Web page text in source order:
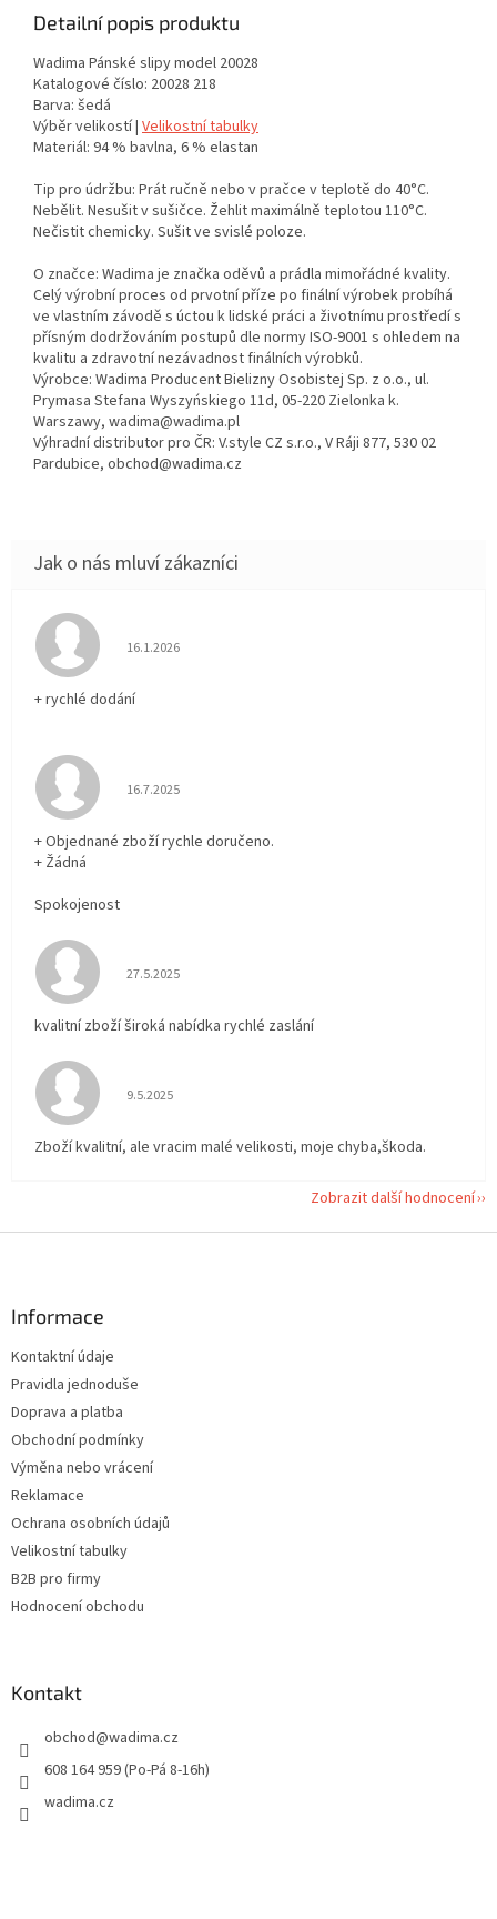
Detailní popis produktu
Wadima Pánské slipy model 20028
Katalogové číslo: 20028 218
Barva: šedá
Výběr velikostí | Velikostní tabulky
Materiál: 94 % bavlna, 6 % elastan
Tip pro údržbu: Prát ručně nebo v pračce v teplotě do 40°C.
Nebělit. Nesušit v sušičce. Žehlit maximálně teplotou 110°C.
Nečistit chemicky. Sušit ve svislé poloze.
O značce: Wadima je značka oděvů a prádla mimořádné kvality.
Celý výrobní proces od prvotní příze po finální výrobek probíhá
ve vlastním závodě s úctou k lidské práci a životnímu prostředí s
přísným dodržováním postupů dle normy ISO-9001 s ohledem na
kvalitu a zdravotní nezávadnost finálních výrobků.
Výrobce: Wadima Producent Bielizny Osobistej Sp. z o.o., ul.
Prymasa Stefana Wyszyńskiego 11d, 05-220 Zielonka k.
Warszawy, wadima@wadima.pl
Výhradní distributor pro ČR: V.style CZ s.r.o., V Ráji 877, 530 02
Pardubice, obchod@wadima.cz
Hodnocení obchodu je 5 z 5 hvězdiček.
16.1.2026
+ rychlé dodání
Hodnocení obchodu je 5 z 5 hvězdiček.
16.7.2025
+ Objednané zboží rychle doručeno.
+ Žádná
Spokojenost
Hodnocení obchodu je 5 z 5 hvězdiček.
27.5.2025
kvalitní zboží široká nabídka rychlé zaslání
Hodnocení obchodu je 5 z 5 hvězdiček.
9.5.2025
Zboží kvalitní, ale vracim malé velikosti, moje chyba,škoda.
Zobrazit další hodnocení
Informace
Kontaktní údaje
Pravidla jednoduše
Doprava a platba
Obchodní podmínky
Výměna nebo vrácení
Reklamace
Ochrana osobních údajů
Velikostní tabulky
B2B pro firmy
Hodnocení obchodu
Kontakt
obchod@wadima.cz
608 164 959 (Po-Pá 8-16h)
wadima.cz